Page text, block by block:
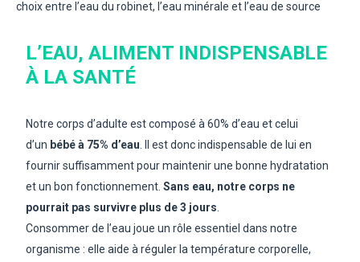
choix entre l’eau du robinet, l’eau minérale et l’eau de source
L’EAU, ALIMENT INDISPENSABLE
À LA SANTÉ
Notre corps d’adulte est composé à 60% d’eau et celui
d’un bébé à 75% d’eau . Il est donc indispensable de lui en
fournir suffisamment pour maintenir une bonne hydratation
et un bon fonctionnement.Sans eau, notre corps ne
pourrait pas survivre plus de 3 jours
Consommer de l’eau joue un rôle essentiel dans notre
organisme : elle aide à réguler la température corporelle,